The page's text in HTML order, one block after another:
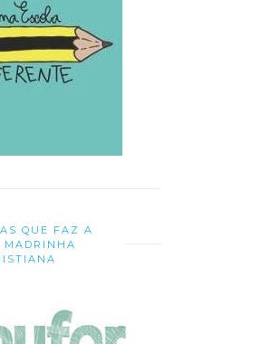
QUE FAZ A
MADRINHA